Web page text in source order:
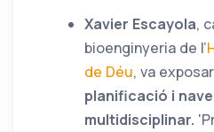
Xavier Escayola,
bioenginyeria de l’
de Déu, va
planificació i
multidisciplinar.